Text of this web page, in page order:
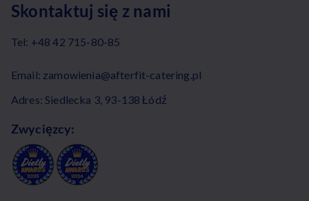
Skontaktuj się z nami
Tel: +48 42 715-80-85
Email: zamowienia@afterfit-catering.pl
Adres: Siedlecka 3, 93-138 Łódź
Zwycięzcy: